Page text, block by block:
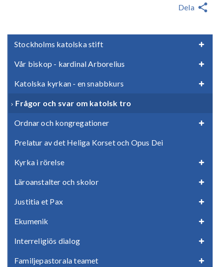
Stockholms katolska stift
Vår biskop - kardinal Arborelius
Katolska kyrkan - en snabbkurs
Frågor och svar om katolsk tro
Ordnar och kongregationer
Prelatur av det Heliga Korset och Opus Dei
Kyrka i rörelse
Läroanstalter och skolor
Justitia et Pax
Ekumenik
Interreligiös dialog
Familjepastorala teamet
Dela